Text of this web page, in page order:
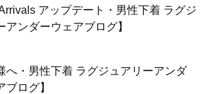
Arrivals アップデート・男性下着 ラグジ
アンダーウェアブログ】
へ・男性下着 ラグジュアリーアンダ
ブログ】